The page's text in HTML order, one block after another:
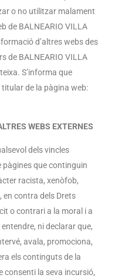
o no utilitzar malament
de BALNEARIO VILLA
d’altres webs des
de BALNEARIO VILLA
S’informa que
titular de la pàgina web:
WEBS EXTERNES
dels vincles
que continguin
racista, xenòfob,
en contra dels Drets
o contrari a la moral i a
ni declarar que,
avala, promociona,
els continguts de la
consenti la seva incursió,